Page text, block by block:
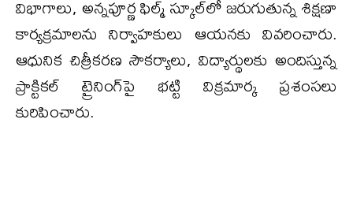
విభాగాలు, అన్నపూర్ణ ఫిల్మ్ స్కూల్‌లో జరుగుతున్న శిక్షణా
కార్యక్రమాలను నిర్వాహకులు ఆయనకు వివరించారు.
ఆధునిక చిత్రీకరణ సౌకర్యాలు, విద్యార్థులకు అందిస్తున్న
ప్రాక్టికల్‌ ట్రైనింగ్‌పై భట్టి విక్రమార్క ప్రశంసలు
కురిపించారు.